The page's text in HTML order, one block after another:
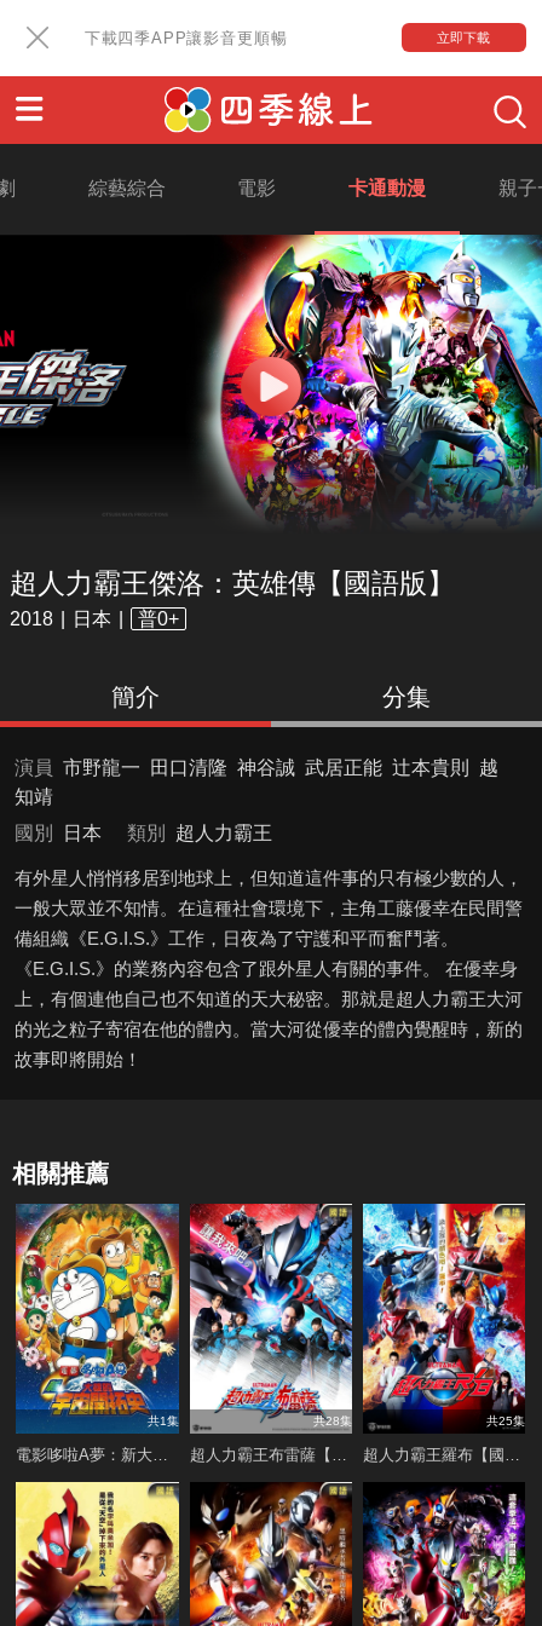
下載四季APP讓影音更順暢 立即下載
綜藝綜合 電影 卡通動漫 親子
超人力霸王傑洛：英雄傳【國語版】
2018 日本 普0+
簡介 分集
演員 市野龍一 田口清隆 神谷誠 武居正能 辻本貴則
越
知靖
國別
日本 類別 超人力霸王
有外星人悄悄移居到地球上，但知道這件事的只有極少數的人，
一般大眾並不知情。在這種社會環境下，主角工藤優幸在民間警
備組織《E.G.I.S.》工作，日夜為了守護和平而奮鬥著。
《E.G.I.S.》的業務內容包含了跟外星人有關的事件。 在優幸身
上，有個連他自己也不知道的天大秘密。那就是超人力霸王大河
的光之粒子寄宿在他的體內。當大河從優幸的體內覺醒時，新的
故事即將開始！
相關推薦
共1集
電影哆啦A夢：新大雄的宇宙開拓史
共28集
超人力霸王布雷薩【國語版】
共25集
超人力霸王羅布【國語版】